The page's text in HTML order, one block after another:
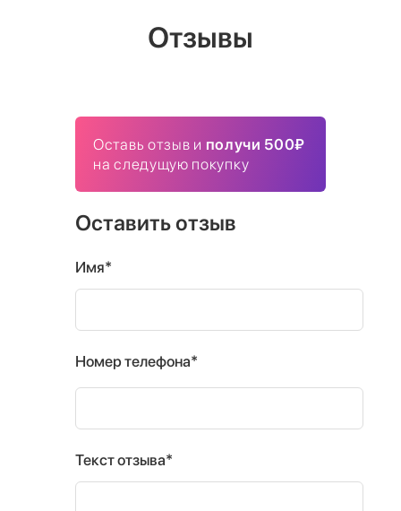
Отзывы
Оставь отзыв и получи 500₽
на следущую покупку
Оставить отзыв
Имя*
Номер телефона*
Текст отзыва*